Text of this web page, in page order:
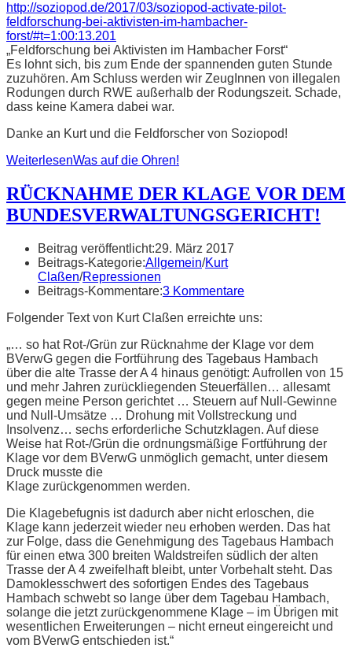
http://soziopod.de/2017/03/soziopod-activate-pilot-
feldforschung-bei-aktivisten-im-hambacher-
forst/#t=1:00:13.201
„Feldforschung bei Aktivisten im Hambacher Forst“
Es lohnt sich, bis zum Ende der spannenden guten Stunde
zuzuhören. Am Schluss werden wir ZeugInnen von illegalen
Rodungen durch RWE außerhalb der Rodungszeit. Schade,
dass keine Kamera dabei war.
Danke an Kurt und die Feldforscher von Soziopod!
WeiterlesenWas auf die Ohren!
RÜCKNAHME DER KLAGE VOR DEM
BUNDESVERWALTUNGSGERICHT!
Beitrag veröffentlicht:29. März 2017
Beitrags-Kategorie:Allgemein/Kurt
Claßen/Repressionen
Beitrags-Kommentare:3 Kommentare
Folgender Text von Kurt Claßen erreichte uns:
„… so hat Rot-/Grün zur Rücknahme der Klage vor dem
BVerwG gegen die Fortführung des Tagebaus Hambach
über die alte Trasse der A 4 hinaus genötigt: Aufrollen von 15
und mehr Jahren zurückliegenden Steuerfällen… allesamt
gegen meine Person gerichtet … Steuern auf Null-Gewinne
und Null-Umsätze … Drohung mit Vollstreckung und
Insolvenz… sechs erforderliche Schutzklagen. Auf diese
Weise hat Rot-/Grün die ordnungsmäßige Fortführung der
Klage vor dem BVerwG unmöglich gemacht, unter diesem
Druck musste die
Klage zurückgenommen werden.
Die Klagebefugnis ist dadurch aber nicht erloschen, die
Klage kann jederzeit wieder neu erhoben werden. Das hat
zur Folge, dass die Genehmigung des Tagebaus Hambach
für einen etwa 300 breiten Waldstreifen südlich der alten
Trasse der A 4 zweifelhaft bleibt, unter Vorbehalt steht. Das
Damoklesschwert des sofortigen Endes des Tagebaus
Hambach schwebt so lange über dem Tagebau Hambach,
solange die jetzt zurückgenommene Klage – im Übrigen mit
wesentlichen Erweiterungen – nicht erneut eingereicht und
vom BVerwG entschieden ist.“